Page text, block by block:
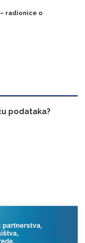
radionice o
podataka?